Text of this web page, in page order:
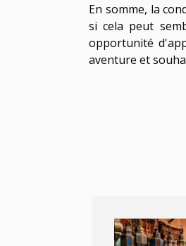
En somme, la
si cela peut
opportunité
aventure et